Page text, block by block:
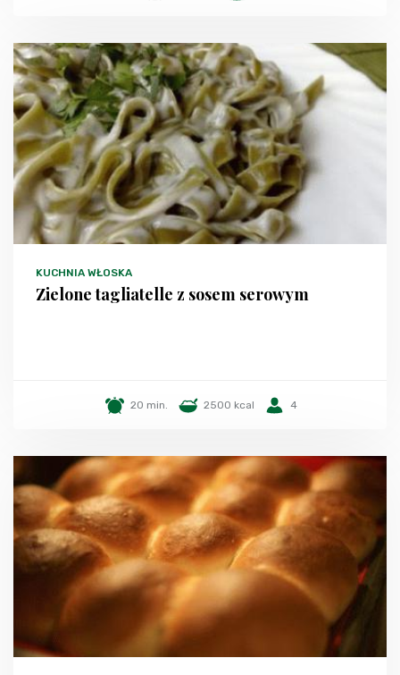
KUCHNIA WŁOSKA
Zielone tagliatelle z sosem serowym
20 min. 2500 kcal 4